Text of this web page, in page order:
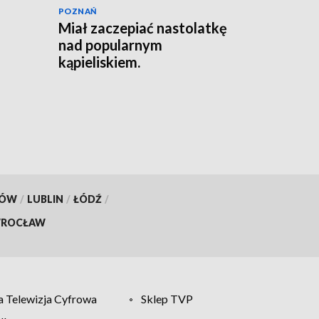
POZNAŃ
Miał zaczepiać nastolatkę
nad popularnym
kąpieliskiem.
/ LUBLIN / ŁÓDŹ /
Telewizja Cyfrowa
Sklep TVP